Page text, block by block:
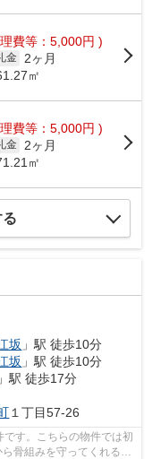
費等：5,000円 )
金
2ヶ月
㎡
費等：5,000円 )
金
2ヶ月
㎡
坂 」駅 徒歩10分
坂 」駅 徒歩10分
」駅 徒歩17分
１丁目57-26
す。こちらの物件では初
骨組みを守ってくれるの